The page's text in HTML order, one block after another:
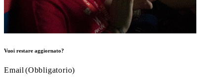
Vuoi restare aggiornato?
Email (Obbligatorio)